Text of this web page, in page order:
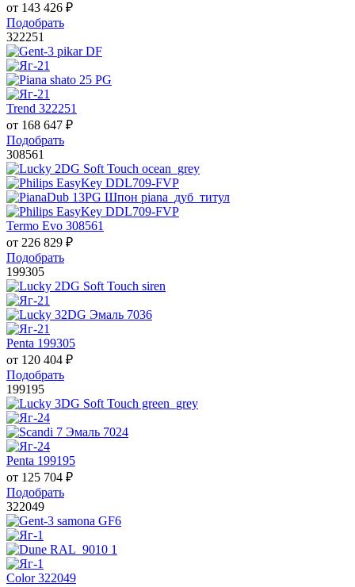
от 143 426 ₽
Подобрать
322251
Trend 322251
от 168 647 ₽
Подобрать
308561
Termo Evo 308561
от 226 829 ₽
Подобрать
199305
Penta 199305
от 120 404 ₽
Подобрать
199195
Penta 199195
от 125 704 ₽
Подобрать
322049
Color 322049